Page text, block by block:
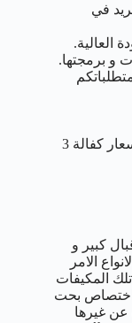
في
العالية.
و برمجتها.
متطلباتكم
صيانة تكييف سنترال مركزي بارخص الاسعار كفالة 3
كبير و
الامر
المكيفات
اختصاص بحت
عن غيرها